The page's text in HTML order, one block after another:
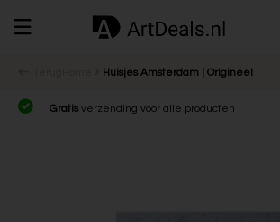
Huisjes Amsterdam | Origineel
Gratis verzending voor alle producten